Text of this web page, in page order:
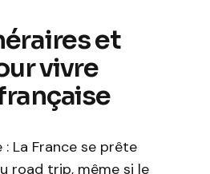
et
vivre
La France se prête
road trip, même si le